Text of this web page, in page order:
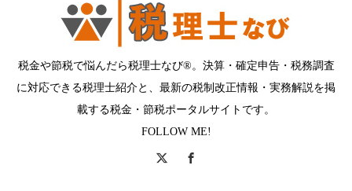
税金や節税で悩んだら税理士なび®。決算・確定申告・税務調査
に対応できる税理士紹介と、最新の税制改正情報・実務解説を掲
載する税金・節税ポータルサイトです。
FOLLOW ME!